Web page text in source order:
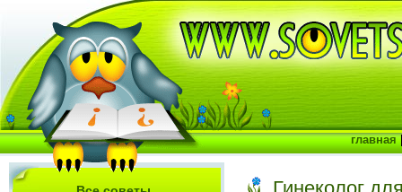
главная